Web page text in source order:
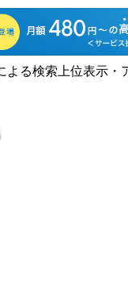
よる検索上位表示